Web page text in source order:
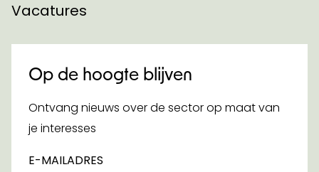
Vacatures
Op de hoogte blijven
Ontvang nieuws over de sector op maat van
je interesses
E-MAILADRES